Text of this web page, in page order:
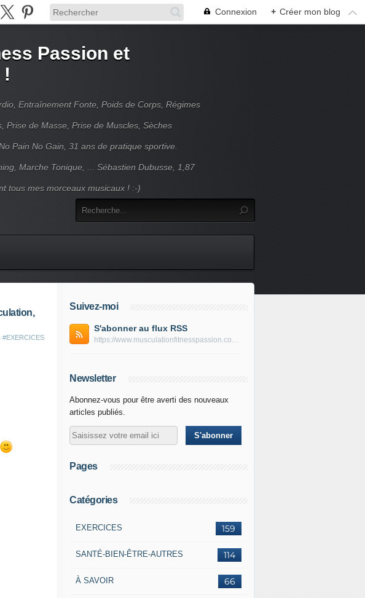
Connexion + Créer mon blog
Passion et
!
Entraînement Fonte, Poids de Corps, Régimes
Prise de Masse, Prise de Muscles, Sèches
Pain No Gain, 31 ans de pratique sportive.
Marche Tonique, ... Sébastien Dubusse, 1,87
tous mes morceaux musicaux ! :-)
#EXERCICES
Suivez-moi
S'abonner au flux RSS
https://www.musculationfitnesspassion.com/rss
Newsletter
Abonnez-vous pour être averti des nouveaux
articles publiés.
Pages
Catégories
159
EXERCICES
114
SANTÉ-BIEN-ÊTRE-AUTRES
66
À SAVOIR